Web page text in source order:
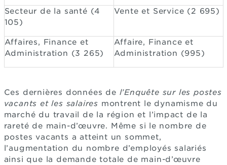
Secteur de la santé (4
105)
Vente et Service (2 695)
Affaires, Finance et
Administration (3 265)
Affaire, Finance et
Administration (995)
Ces dernières données de l’Enquête sur les postes
vacants et les salaires montrent le dynamisme du
marché du travail de la région et l’impact de la
rareté de main-d’œuvre. Même si le nombre de
postes vacants a atteint un sommet,
l’augmentation du nombre d’employés salariés
ainsi que la demande totale de main-d’œuvre